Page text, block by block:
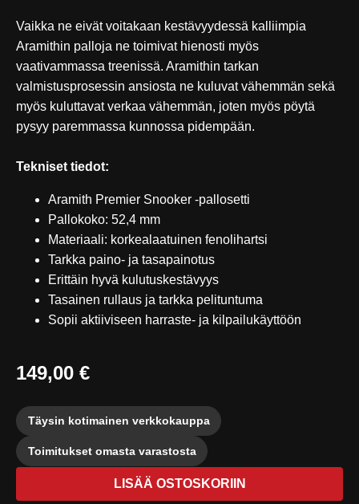
Vaikka ne eivät voitakaan kestävyydessä kalliimpia
Aramithin palloja ne toimivat hienosti myös
vaativammassa treenissä. Aramithin tarkan
valmistusprosessin ansiosta ne kuluvat vähemmän sekä
myös kuluttavat verkaa vähemmän, joten myös pöytä
pysyy paremmassa kunnossa pidempään.
Tekniset tiedot:
Aramith Premier Snooker -pallosetti
Pallokoko: 52,4 mm
Materiaali: korkealaatuinen fenolihartsi
Tarkka paino- ja tasapainotus
Erittäin hyvä kulutuskestävyys
Tasainen rullaus ja tarkka pelituntuma
Sopii aktiiviseen harraste- ja kilpailukäyttöön
149,00 €
Täysin kotimainen verkkokauppa
Toimitukset omasta varastosta
LISÄÄ OSTOSKORIIN